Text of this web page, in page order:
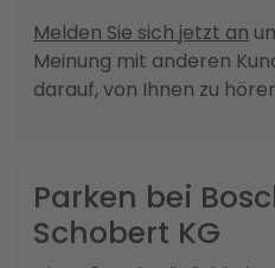
Melden Sie sich jetzt an
Meinung mit anderen
darauf, von Ihnen zu
Parken bei
Schobert KG